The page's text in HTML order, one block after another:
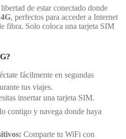
de estar conectado donde
, perfectos para acceder a Internet
fibra. Solo coloca una tarjeta SIM
fácilmente en segundas
tus viajes.
insertar una tarjeta SIM.
contigo y navega donde haya
Comparte tu WiFi con